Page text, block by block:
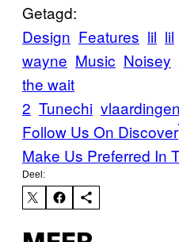
Getagd:
Design Features lil lil
wayne Music Noisey
the wait
2 Tunechi vlaardingen
Follow Us On Discover
Make Us Preferred In
Deel: